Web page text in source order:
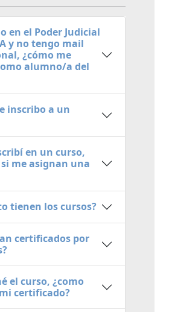
en el Poder Judicial
y no tengo mail
¿cómo me
alumno/a del
inscribo a un
en un curso,
si me asignan una
tienen los cursos?
certificados por
el curso, ¿como
certificado?